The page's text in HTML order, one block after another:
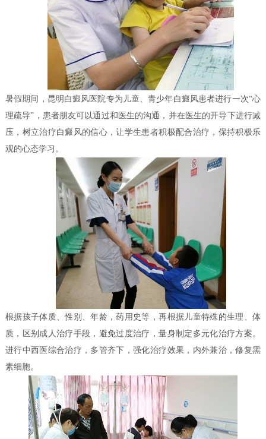
暑假期间，昆明白癜风医院专为儿童、青少年白癜风患者进行一次“心
理疏导”，患者朋友可以通过和医生的沟通，并在医生的开导下进行减
压，树立治疗白癜风的信心，让学生患者积极配合治疗，保持积极乐
观的心态学习。
根据孩子体质、性别、年龄，药用史等，再根据儿童特殊的生理、体
质，区别成人治疗手段，避免过度治疗，量身制定多元化治疗方案。
进行中西医综合治疗，多管齐下，强化治疗效果，内外兼治，修复黑
素细胞。